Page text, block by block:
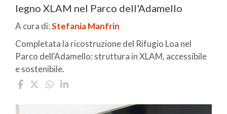
legno XLAM nel Parco dell'Adamello
A cura di:Stefania Manfrin
Completata la ricostruzione del Rifugio Loa nel
Parco dell'Adamello: struttura in XLAM, accessibile
e sostenibile.